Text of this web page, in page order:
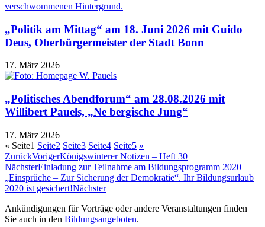
„Politik am Mittag“ am 18. Juni 2026 mit Guido
Deus, Oberbürgermeister der Stadt Bonn
17. März 2026
„Politisches Abendforum“ am 28.08.2026 mit
Willibert Pauels, „Ne bergische Jung“
17. März 2026
« Seite1 Seite2 Seite3 Seite4 Seite5 »
ZurückVorigerKönigswinterer Notizen – Heft 30
NächsterEinladung zur Teilnahme am Bildungsprogramm 2020
„Einsprüche – Zur Sicherung der Demokratie“. Ihr Bildungsurlaub
2020 ist gesichert!Nächster
Ankündigungen für Vorträge oder andere Veranstaltungen finden
Sie auch in den Bildungsangeboten.